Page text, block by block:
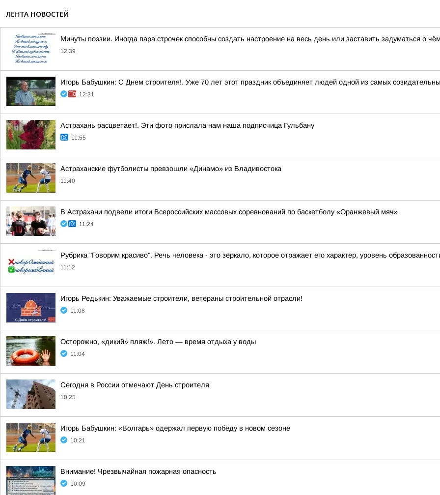
ЛЕНТА НОВОСТЕЙ
Минуты поэзии. Иногда пара строчек способны создать настроение на весь день или заставить задуматься о
12:39
Игорь Бабушкин: С Днем строителя!. Уже 70 лет этот праздник объединяет людей одной из самых
12:31
Астрахань расцветает!. Эти фото прислала нам наша подписчица Гульбану
11:55
Астраханские футболисты превзошли «Динамо» из Владивостока
11:40
В Астрахани подвели итоги Всероссийских массовых соревнований по баскетболу «Оранжевый мяч»
11:24
Рубрика "Говорим красиво". Речь человека - это зеркало, которое отражает его характер, уровень
11:12
Игорь Редькин: Уважаемые строители, ветераны строительной отрасли!
11:08
Осторожно, «дикий» пляж!». Лето — время отдыха у воды
11:04
Сегодня в России отмечают День строителя
10:25
Игорь Бабушкин: «Волгарь» одержал первую победу в новом сезоне
10:21
Внимание! Чрезвычайная пожарная опасность
10:09